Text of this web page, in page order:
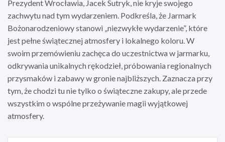
Prezydent Wrocławia, Jacek Sutryk, nie kryje swojego
zachwytu nad tym wydarzeniem. Podkreśla, że Jarmark
Bożonarodzeniowy stanowi „niezwykłe wydarzenie”, które
jest pełne świątecznej atmosfery i lokalnego koloru. W
swoim przemówieniu zachęca do uczestnictwa w jarmarku,
odkrywania unikalnych rękodzieł, próbowania regionalnych
przysmaków i zabawy w gronie najbliższych. Zaznacza przy
tym, że chodzi tu nie tylko o świąteczne zakupy, ale przede
wszystkim o wspólne przeżywanie magii wyjątkowej
atmosfery.